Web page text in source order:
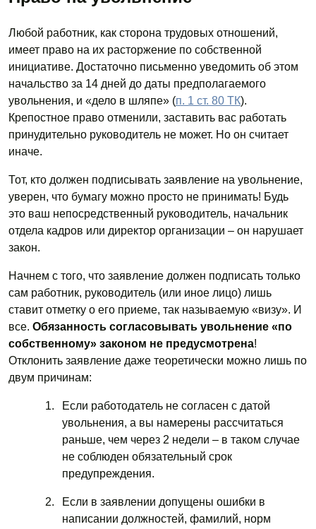
Любой работник, как сторона трудовых отношений,
имеет право на их расторжение по собственной
инициативе. Достаточно письменно уведомить об этом
начальство за 14 дней до даты предполагаемого
увольнения, и «дело в шляпе» (п. 1 ст. 80 ТК).
Крепостное право отменили, заставить вас работать
принудительно руководитель не может. Но он считает
иначе.
Тот, кто должен подписывать заявление на увольнение,
уверен, что бумагу можно просто не принимать! Будь
это ваш непосредственный руководитель, начальник
отдела кадров или директор организации – он нарушает
закон.
Начнем с того, что заявление должен подписать только
сам работник, руководитель (или иное лицо) лишь
ставит отметку о его приеме, так называемую «визу». И
все. Обязанность согласовывать увольнение «по
собственному» законом не предусмотрена!
Отклонить заявление даже теоретически можно лишь по
двум причинам:
Если работодатель не согласен с датой
увольнения, а вы намерены рассчитаться
раньше, чем через 2 недели – в таком случае
не соблюден обязательный срок
предупреждения.
Если в заявлении допущены ошибки в
написании должностей, фамилий, норм